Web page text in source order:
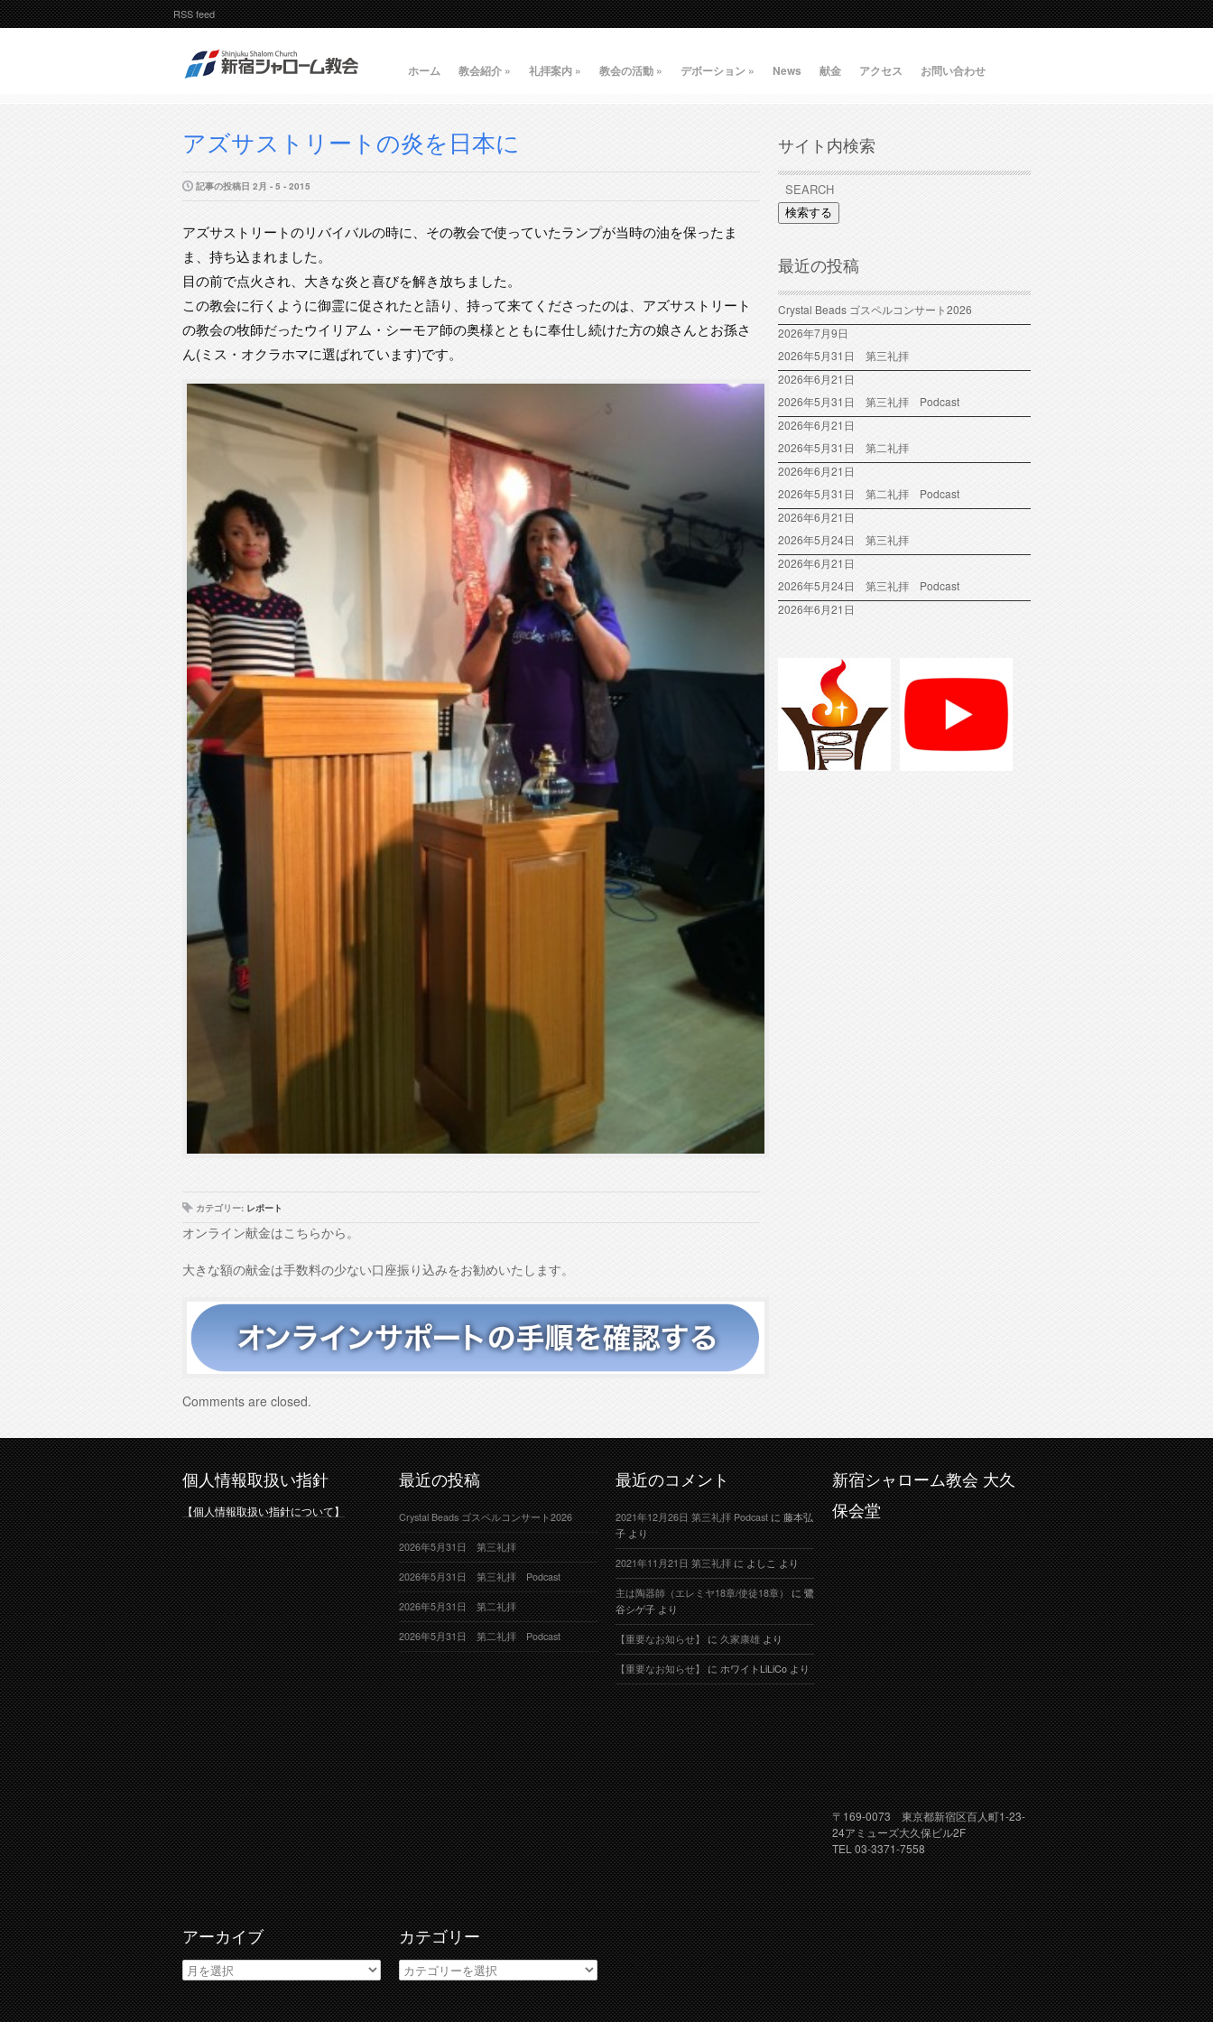
RSS feed
ホーム 教会紹介 » 礼拝案内 » 教会の活動 » デボーション » News 献金 アクセス お問い合わせ
アズサストリートの炎を日本に
記事の投稿日 2月 - 5 - 2015
アズサストリートのリバイバルの時に、その教会で使っていたランプが当時の油を保ったま
ま、持ち込まれました。
目の前で点火され、大きな炎と喜びを解き放ちました。
この教会に行くように御霊に促されたと語り、持って来てくださったのは、アズサストリート
の教会の牧師だったウイリアム・シーモア師の奥様とともに奉仕し続けた方の娘さんとお孫さ
ん(ミス・オクラホマに選ばれています)です。
カテゴリー: レポート
オンライン献金はこちらから。
大きな額の献金は手数料の少ない口座振り込みをお勧めいたします。
Comments are closed.
サイト内検索
検索する
最近の投稿
Crystal Beads ゴスペルコンサート2026
2026年7月9日
2026年5月31日 第三礼拝
2026年6月21日
2026年5月31日 第三礼拝 Podcast
2026年6月21日
2026年5月31日 第二礼拝
2026年6月21日
2026年5月31日 第二礼拝 Podcast
2026年6月21日
2026年5月24日 第三礼拝
2026年6月21日
2026年5月24日 第三礼拝 Podcast
2026年6月21日
個人情報取扱い指針
【個人情報取扱い指針について】
最近の投稿
Crystal Beads ゴスペルコンサート2026
2026年5月31日 第三礼拝
2026年5月31日 第三礼拝 Podcast
2026年5月31日 第二礼拝
2026年5月31日 第二礼拝 Podcast
最近のコメント
2021年12月26日 第三礼拝 Podcastに藤本弘
子より
2021年11月21日 第三礼拝によしこより
主は陶器師（エレミヤ18章/使徒18章）に鷺
谷シゲ子より
【重要なお知らせ】に久家康雄より
【重要なお知らせ】にホワイトLiLiCoより
新宿シャローム教会 大久
保会堂
〒169-0073 東京都新宿区百人町1-23-
24アミューズ大久保ビル2F
TEL 03-3371-7558
アーカイブ
ア
ー
カ
イ
カテゴリー
カ
テ
ゴ
リ